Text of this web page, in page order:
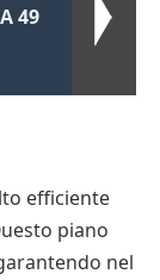
49
efficiente
piano
nel